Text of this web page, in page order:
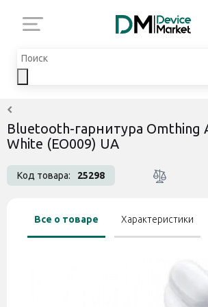
Bluetooth-гарнитура Omthing
White (EO009) UA
Код товара: 25298
Все о товаре Характеристики